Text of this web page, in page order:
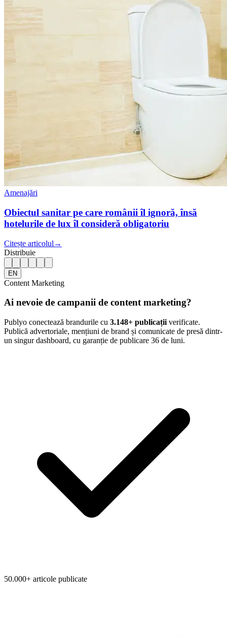
Amenajări
Obiectul sanitar pe care românii îl ignoră, însă
hotelurile de lux îl consideră obligatoriu
Citește articolul →
Distribuie
EN
Content Marketing
Ai nevoie de campanii de content marketing?
Publyo conectează brandurile cu 3.148+ publicații verificate.
Publică advertoriale, mențiuni de brand și comunicate de presă dintr-
un singur dashboard, cu garanție de publicare 36 de luni.
50.000+ articole publicate